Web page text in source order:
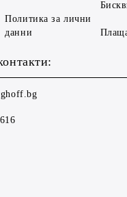
Политика за лични
данни